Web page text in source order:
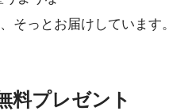
そっとお届けしています。
料プレゼント